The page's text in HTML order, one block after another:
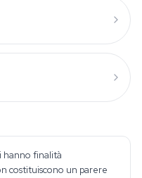
hanno finalità
costituiscono un parere